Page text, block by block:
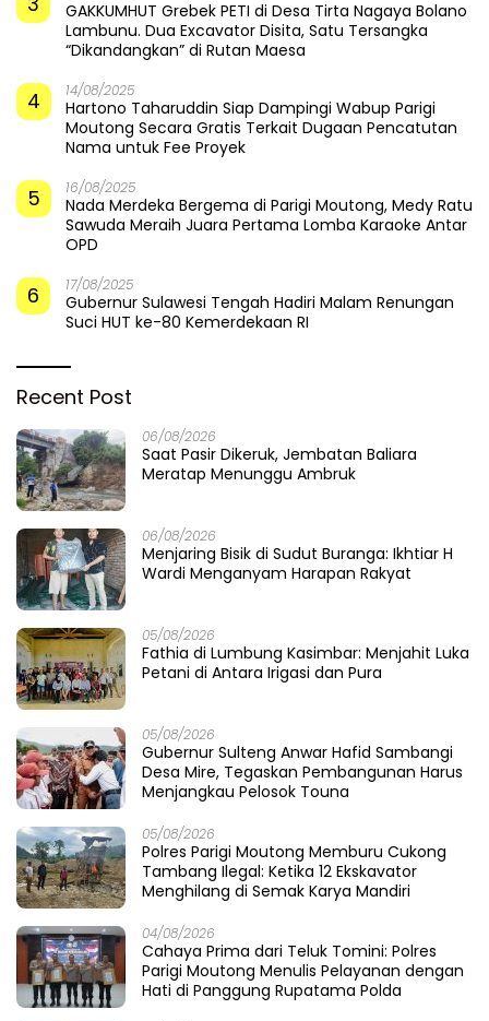
GAKKUMHUT Grebek PETI di Desa Tirta Nagaya Bolano
Lambunu. Dua Excavator Disita, Satu Tersangka
“Dikandangkan” di Rutan Maesa
4 14/08/2025
Hartono Taharuddin Siap Dampingi Wabup Parigi
Moutong Secara Gratis Terkait Dugaan Pencatutan
Nama untuk Fee Proyek
5 16/08/2025
Nada Merdeka Bergema di Parigi Moutong, Medy Ratu
Sawuda Meraih Juara Pertama Lomba Karaoke Antar
OPD
6 17/08/2025
Gubernur Sulawesi Tengah Hadiri Malam Renungan
Suci HUT ke-80 Kemerdekaan RI
Recent Post
06/08/2026
Saat Pasir Dikeruk, Jembatan Baliara
Meratap Menunggu Ambruk
06/08/2026
Menjaring Bisik di Sudut Buranga: Ikhtiar H
Wardi Menganyam Harapan Rakyat
05/08/2026
Fathia di Lumbung Kasimbar: Menjahit Luka
Petani di Antara Irigasi dan Pura
05/08/2026
Gubernur Sulteng Anwar Hafid Sambangi
Desa Mire, Tegaskan Pembangunan Harus
Menjangkau Pelosok Touna
05/08/2026
Polres Parigi Moutong Memburu Cukong
Tambang Ilegal: Ketika 12 Ekskavator
Menghilang di Semak Karya Mandiri
04/08/2026
Cahaya Prima dari Teluk Tomini: Polres
Parigi Moutong Menulis Pelayanan dengan
Hati di Panggung Rupatama Polda